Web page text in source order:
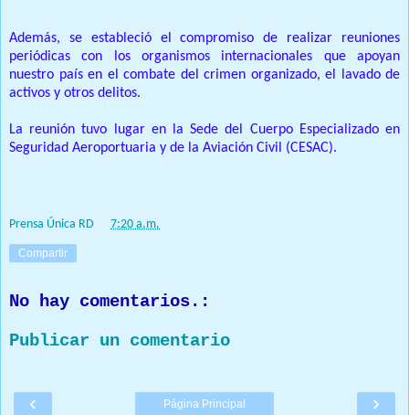
Además, se estableció el compromiso de realizar reuniones
periódicas con los organismos internacionales que apoyan
nuestro país en el combate del crimen organizado, el lavado de
activos y otros delitos.
La reunión tuvo lugar en la Sede del Cuerpo Especializado en
Seguridad Aeroportuaria y de la Aviación Civil (CESAC).
Prensa Única RD 7:20 a.m.
Compartir
No hay comentarios.:
Publicar un comentario
‹ ›
Página Principal